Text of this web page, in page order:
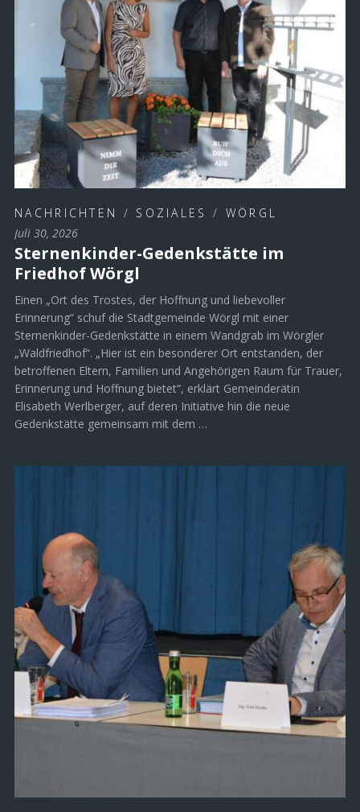
NACHRICHTEN / SOZIALES / WÖRGL
Juli 30, 2026
Sternenkinder-Gedenkstätte im
Friedhof Wörgl
Einen „Ort des Trostes, der Hoffnung und liebevoller
Erinnerung“ schuf die Stadtgemeinde Wörgl mit einer
Sternenkinder-Gedenkstätte in einem Wandgrab im Wörgler
„Waldfriedhof“. „Hier ist ein besonderer Ort entstanden, der
betroffenen Eltern, Familien und Angehörigen Raum für Trauer,
Erinnerung und Hoffnung bietet“, erklärt Gemeinderätin
Elisabeth Werlberger, auf deren Initiative hin die neue
Gedenkstätte gemeinsam mit dem …